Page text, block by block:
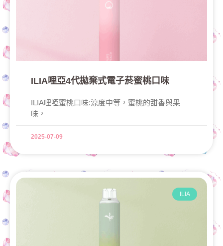
ILIA哩亞4代拋棄式電子菸蜜桃口味
ILIA哩啞蜜桃口味:涼度中等，蜜桃的甜香與果
味，
2025-07-09
ILIA